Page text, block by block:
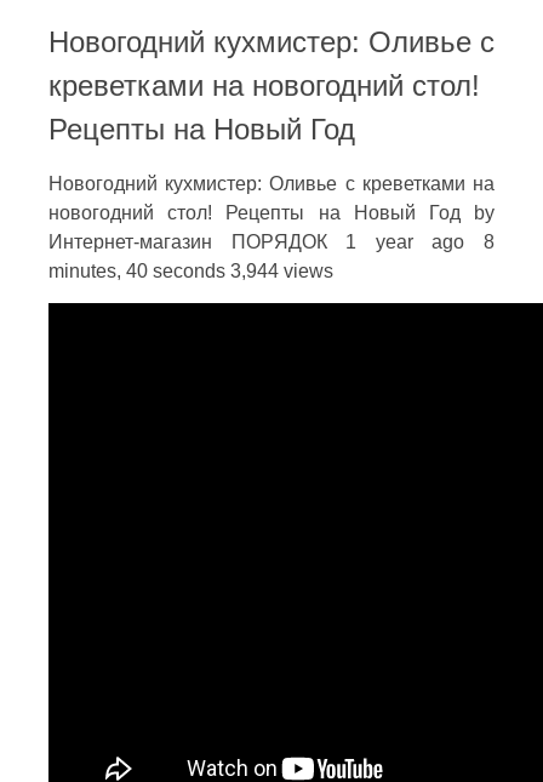
Новогодний кухмистер: Оливье с
креветками на новогодний стол!
Рецепты на Новый Год
Новогодний кухмистер: Оливье с креветками на
новогодний стол! Рецепты на Новый Год by
Интернет-магазин ПОРЯДОК 1 year ago 8
minutes, 40 seconds 3,944 views